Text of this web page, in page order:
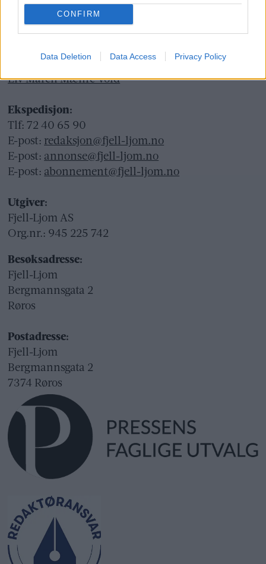
CONFIRM
Data Deletion Data Access Privacy Policy
Avisa er medlem i Landslaget for
Ansvarlig redaktør og daglig leder:
Liv Maren Mæhre Vold
Ekspedisjon:
Tlf: 72 40 65 90
E-post: redaksjon@fjell-ljom.no
E-post: annonse@fjell-ljom.no
E-post: abonnement@fjell-ljom.no
Utgiver:
Fjell-Ljom AS
Org.nr.: 945 225 742
Besøksadresse:
Fjell-Ljom
Bergmannsgata 2
Røros
Postadresse:
Fjell-Ljom
Bergmannsgata 2
7374 Røros